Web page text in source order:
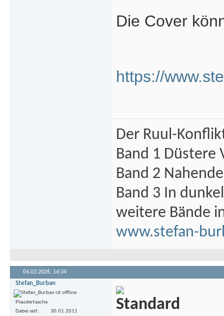
Die Cover
https://
Der Ruul-
Band 1 Düstere
Band 2
Band 3 In
weitere Bände
www.stefan-
04.03.2026, 14:34
Stefan_Burban
Plaudertasche
Dabei seit
30.01.2011